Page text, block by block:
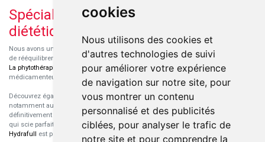
cookies
Nous utilisons des cookies et
d'autres technologies de suivi
pour améliorer votre expérience
de navigation sur notre site, pour
vous montrer un contenu
personnalisé et des publicités
ciblées, pour analyser le trafic de
notre site et pour comprendre la
Spécialisation en micronutrition et
diététique
Nous avons un engouement particulier pour la micronutrition qui permet souvent
de rééquilibrer des carences ou d'améliorer des troubles métaboliques mineurs.
La phytothérapie
l'aromathérapiesont souvent complémentaires de traitements
médicamenteux lorsqu'ils sont bien conseillés.
Découvrez également les protéines et les produits de nutrition sportive,
notamment au sein de la gamme française
Eric Favre
. Cette gamme est
définitivement axée sur le choix qualitatif des ingrédients et sur une formulation
qui scie parfaitement aux besoins de chaque sportif. La gamme hydratation
Hydrafull est pensée pour une hydratation maximale.